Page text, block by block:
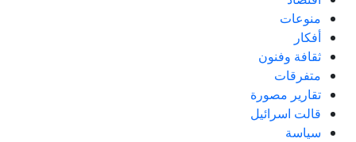
منوعات
أفكار
ثقافة وفنون
متفرقات
تقارير مصورة
قالت اسرائيل
سياسة